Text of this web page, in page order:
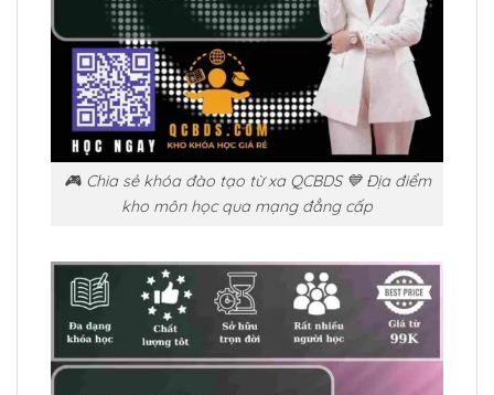
🎮 Chia sẻ khóa đào tạo từ xa QCBDS 💙 Địa điểm
kho môn học qua mạng đẳng cấp